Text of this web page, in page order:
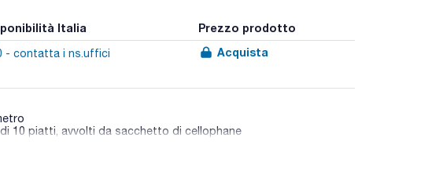
Italia Prezzo prodotto
- contatta i ns.uffici Acquista
10 piatti, avvolti da sacchetto di cellophane